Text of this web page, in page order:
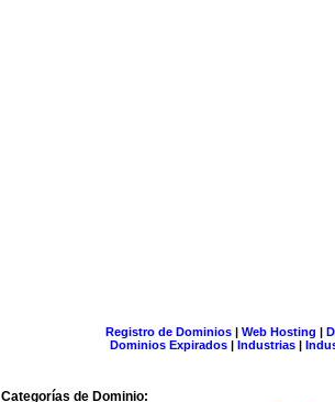
Registro de Dominios| Web Hosting |
Dominios Expirados | Industrias |
Categorías de Dominio: